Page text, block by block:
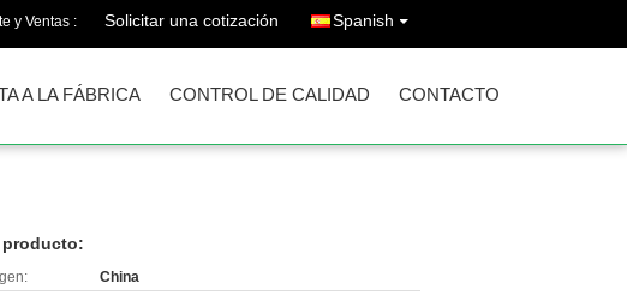
y Ventas : Solicitar una cotización Spanish
A LA FÁBRICA CONTROL DE CALIDAD CONTACTO
producto:
China